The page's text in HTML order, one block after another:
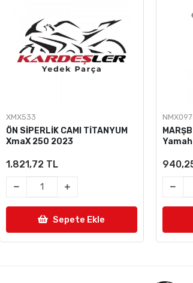
XMX533
ÖN SİPERLİK CAMI TİTANYUM
XmaX 250 2023
1.821,72 TL
Sepete Ekle
NMX097